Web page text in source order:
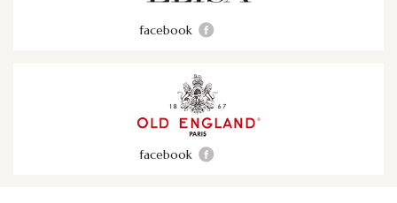
facebook
facebook